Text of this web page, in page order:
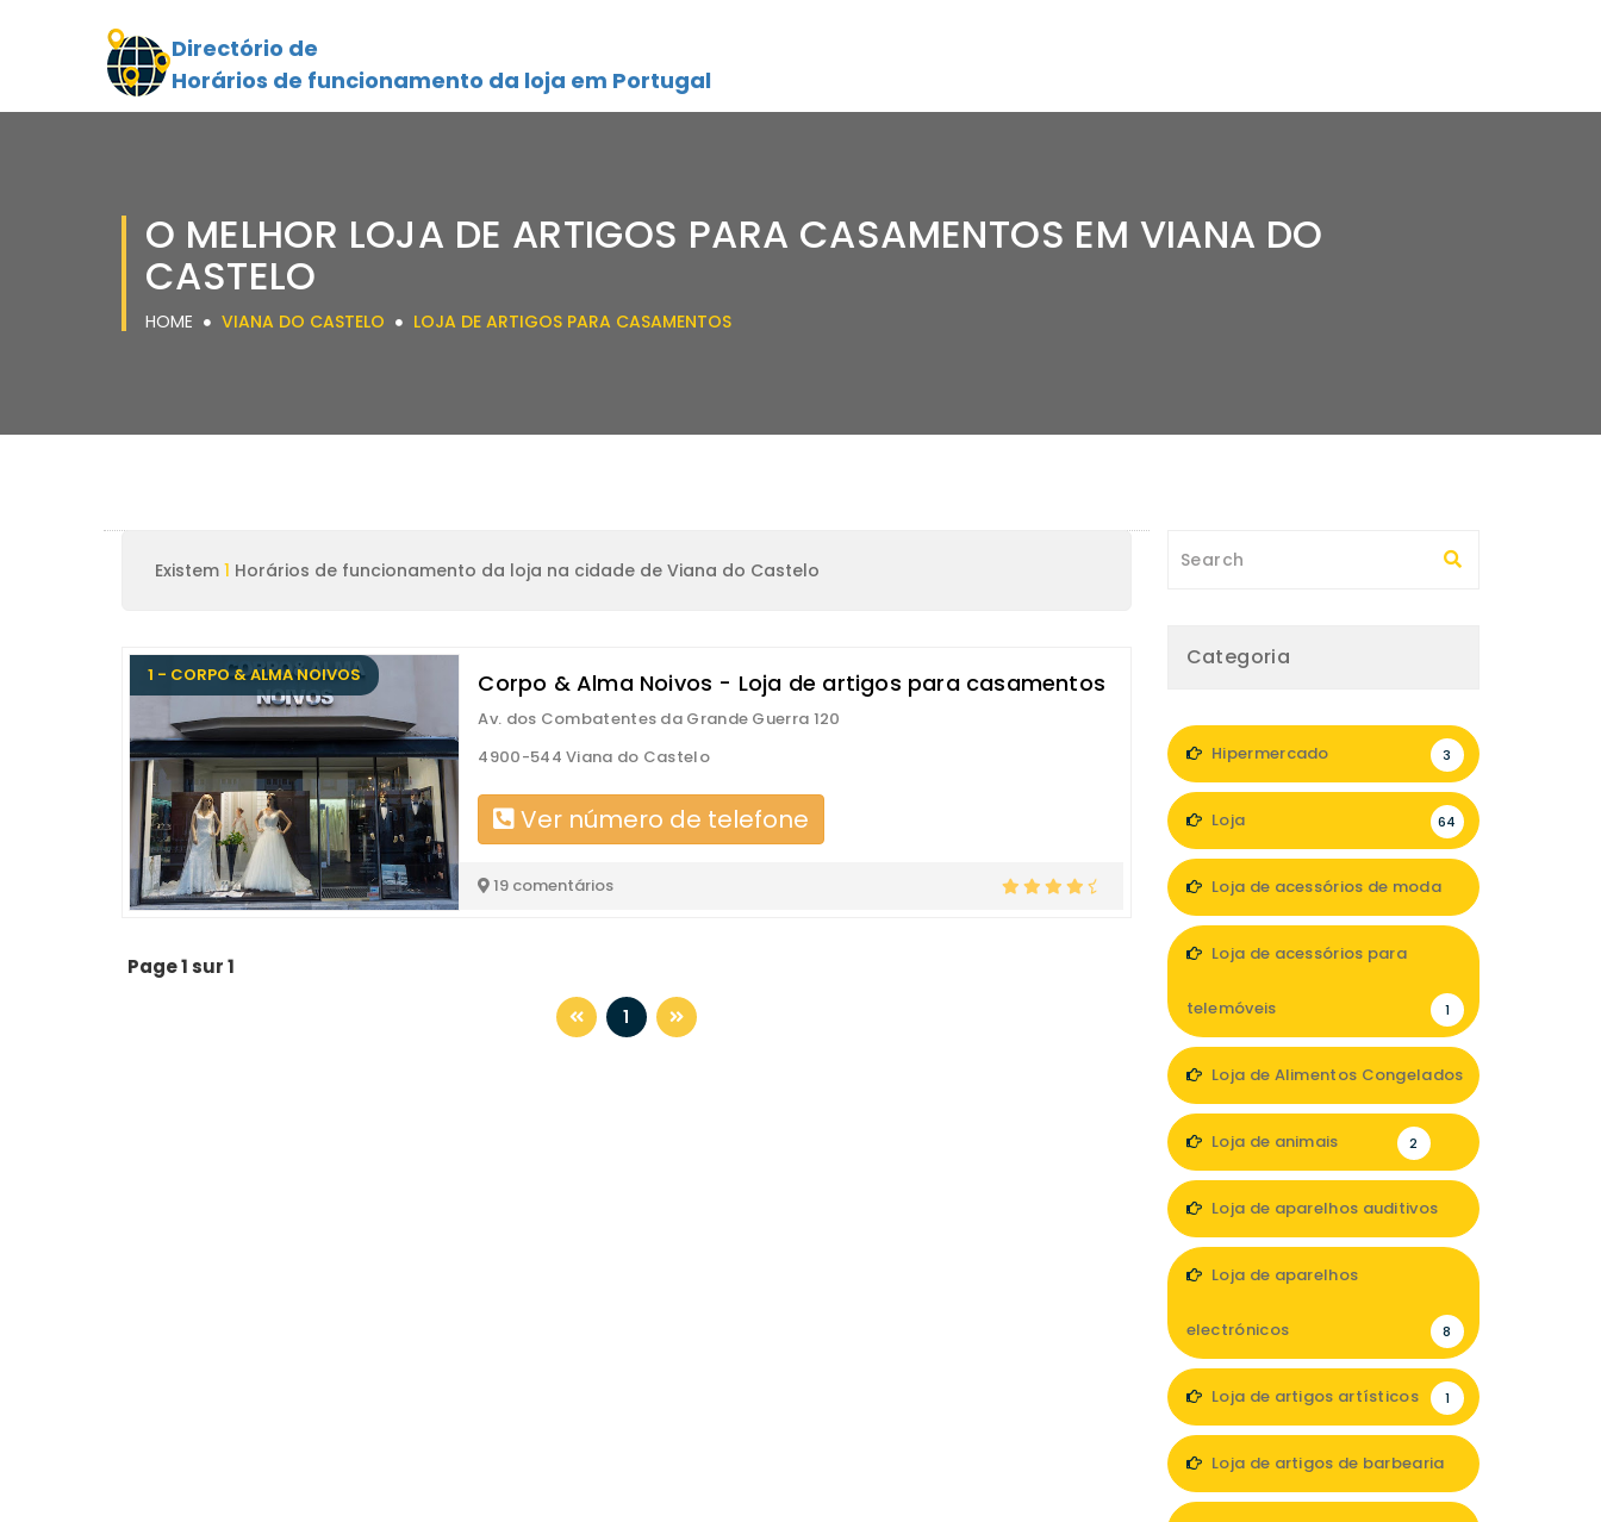
Directório de
Horários de funcionamento da loja em Portugal
O MELHOR LOJA DE ARTIGOS PARA CASAMENTOS EM VIANA DO
CASTELO
HOME VIANA DO CASTELO LOJA DE ARTIGOS PARA CASAMENTOS
Existem 1 Horários de funcionamento da loja na cidade de Viana do Castelo
1 - CORPO & ALMA NOIVOS Corpo & Alma Noivos - Loja de artigos para casamentos
Av. dos Combatentes da Grande Guerra 120
4900-544 Viana do Castelo
Ver número de telefone
19 comentários
Page 1 sur 1
1
Categoria
Hipermercado 3
Loja 64
Loja de acessórios de moda
Loja de acessórios para
telemóveis 1
Loja de Alimentos Congelados
Loja de animais 2
Loja de aparelhos auditivos
Loja de aparelhos
electrónicos 8
Loja de artigos artísticos 1
Loja de artigos de barbearia